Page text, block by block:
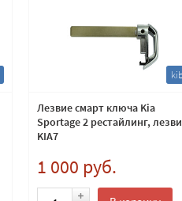
Лезвие смарт ключа Kia
Sportage 2 рестайлинг,
KIA7
1 000 руб.